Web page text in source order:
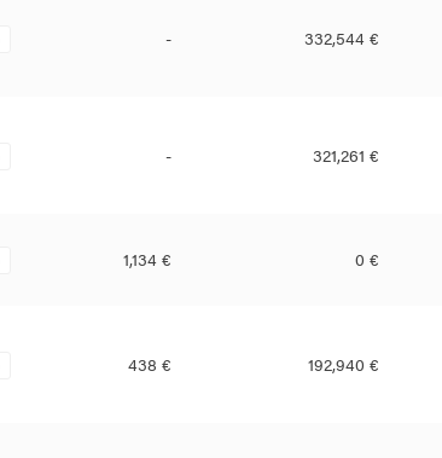
- 332,544 €
- 321,261 €
1,134 € 0 €
438 € 192,940 €